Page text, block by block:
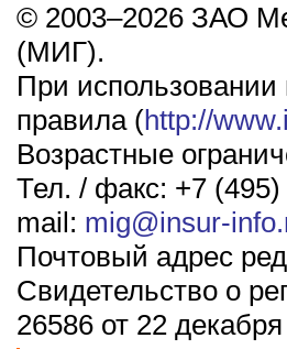
© 2003–2026 ЗАО
(МИГ).
При
правила (http://
Возрастные
Тел. / факс: +7
mail: mig@insur-
Почтовый адрес
Свидетельство о
26586 от 22